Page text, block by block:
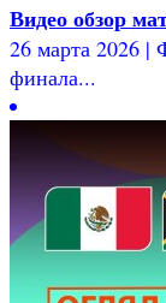
Видео обзор
26 марта 2026 |
финала...